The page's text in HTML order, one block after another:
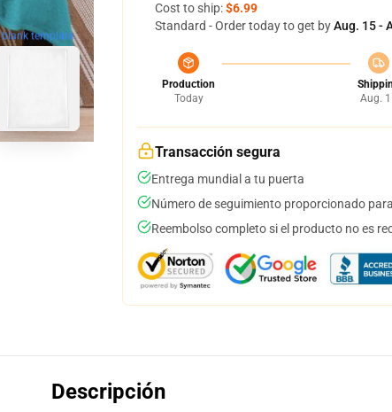
blank template
Cost to ship:$6.99
Standard - Order today to get byAug. 15 -
Production
Today
Aug.
Transacción segura
Entrega mundial a tu puerta
Número de seguimiento proporcionado
Reembolso completo si el producto no es
Descripción